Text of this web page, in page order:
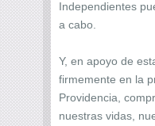
Independientes
a cabo.
Y, en apoyo de
firmemente en la
Providencia,
nuestras vidas,